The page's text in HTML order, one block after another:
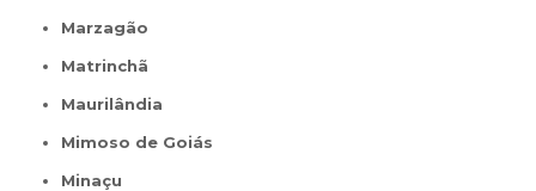
Marzagão
Matrinchã
Maurilândia
Mimoso de Goiás
Minaçu